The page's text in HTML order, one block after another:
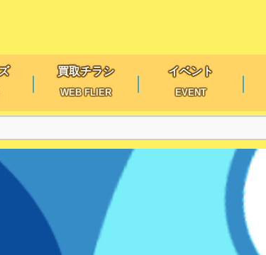
買取チラシ
WEB FLIER
イベント
EVENT